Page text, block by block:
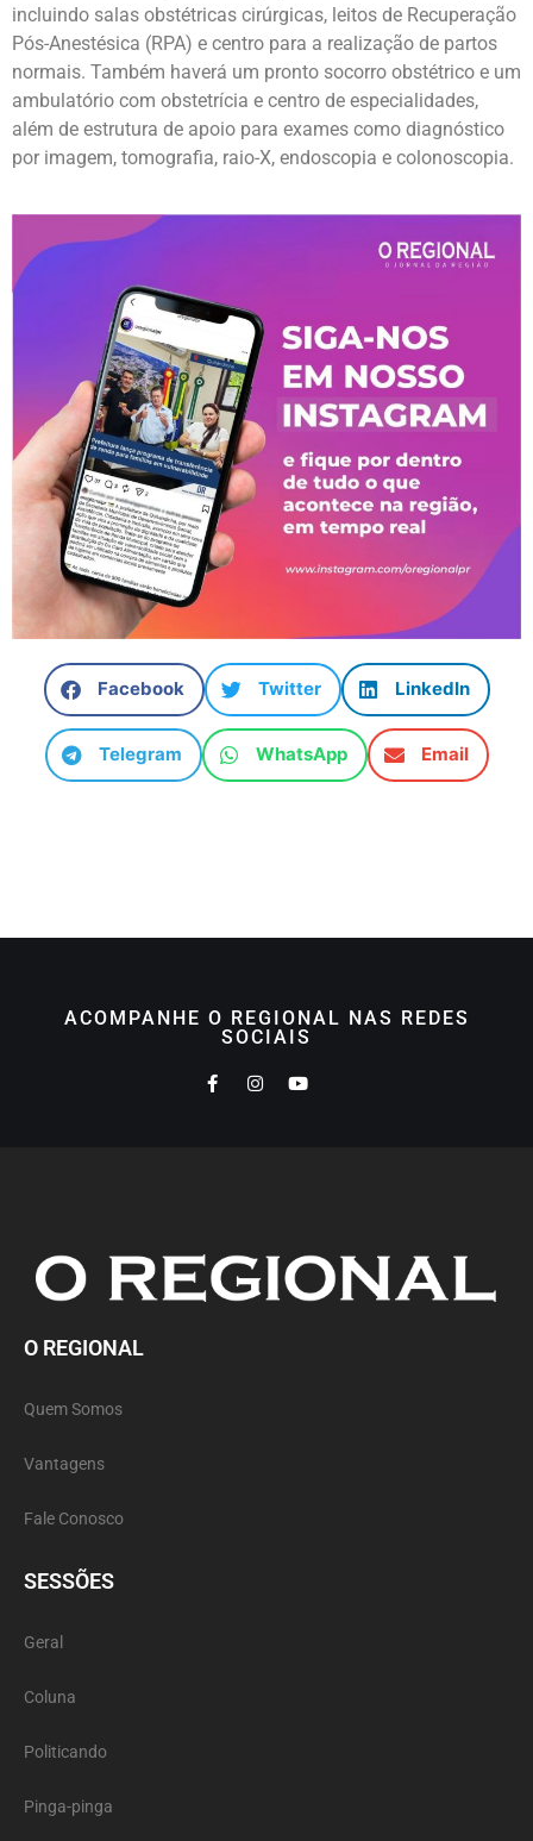
incluindo salas obstétricas cirúrgicas, leitos de Recuperação
Pós-Anestésica (RPA) e centro para a realização de partos
normais. Também haverá um pronto socorro obstétrico e um
ambulatório com obstetrícia e centro de especialidades,
além de estrutura de apoio para exames como diagnóstico
por imagem, tomografia, raio-X, endoscopia e colonoscopia.
Facebook Twitter LinkedIn
Telegram WhatsApp Email
ACOMPANHE O REGIONAL NAS REDES
SOCIAIS
O REGIONAL
Quem Somos
Vantagens
Fale Conosco
SESSÕES
Geral
Coluna
Politicando
Pinga-pinga